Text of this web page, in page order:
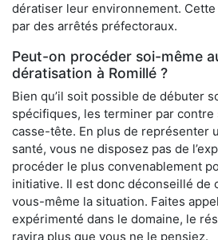
dératiser leur environnement.
par des arrêtés préfectoraux.
Peut-on procéder soi-même
dératisation à Romillé ?
Bien qu’il soit possible de débuter
spécifiques, les terminer par contre
casse-tête. En plus de représenter
santé, vous ne disposez pas de
procéder le plus convenablement
initiative. Il est donc déconseillé de
vous-même la situation. Faites
expérimenté dans le domaine, le
ravira plus que vous ne le pensiez.